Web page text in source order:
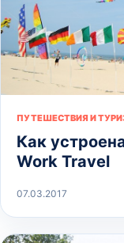
ПУТЕШЕСТВИЯ И
Как
Work Travel
07.03.2017